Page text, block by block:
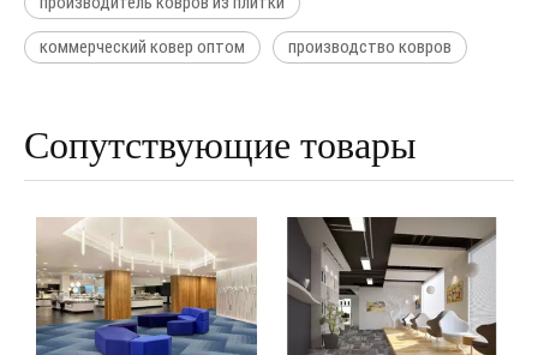
коммерческий ковер оптом производство ковров
Сопутствующие товары